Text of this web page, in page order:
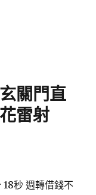
關門直
雷射
18秒 週轉借錢不